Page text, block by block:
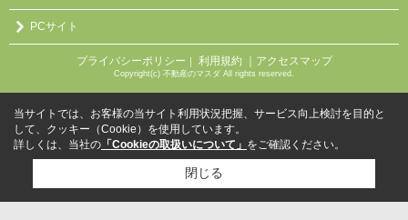
PCサイト
プライバシーポリシー 利用規約 ｜アクセスマップ
Copyright(c) 不動産のマスダ All rights reserved.
当サイトでは、お客様の当サイト利用状況把握、サービス向上検討を目的と
して、クッキー（Cookie）を使用しています。
詳しくは、当社の 「Cookieの取扱いについて」 をご確認ください。
閉じる